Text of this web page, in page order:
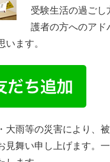
受験生活の過ごし
護者の方へのアド
います。
大雨等の災害により、
見舞い申し上げます。